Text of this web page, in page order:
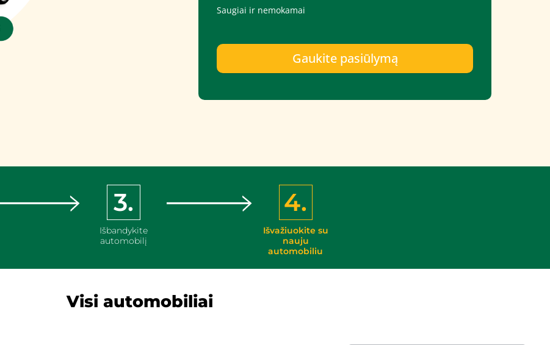
Saugiai ir nemokamai
Gaukite pasiūlymą
3.
Išbandykite
automobilį
4.
Išvažiuokite su
nauju
automobiliu
Visi automobiliai